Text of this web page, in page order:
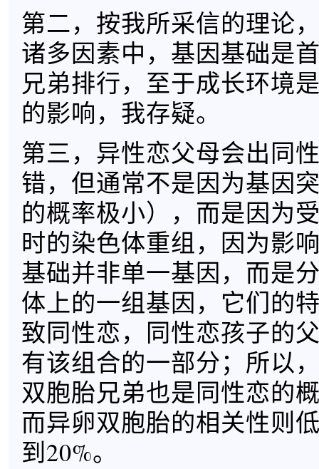
第二，按我所采信的理论
诸多因素中，基因基础是
兄弟排行，至于成长环境
的影响，我存疑。
第三，异性恋父母会出同
错，但通常不是因为基因
的概率极小），而是因为
时的染色体重组，因为影
基础并非单一基因，而是
体上的一组基因，它们的
致同性恋，同性恋孩子的
有该组合的一部分；所以
双胞胎兄弟也是同性恋的
而异卵双胞胎的相关性则
到20%。